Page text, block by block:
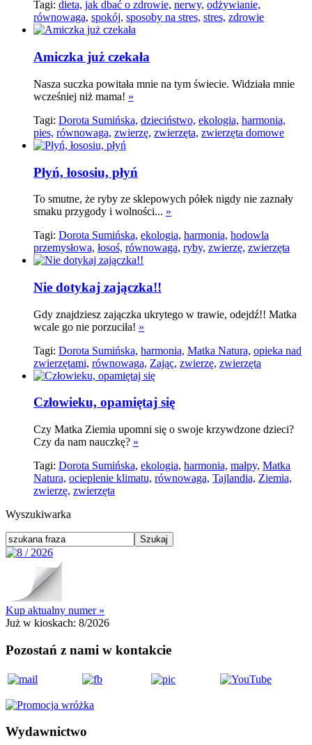
Tagi: dieta, jak dbać o zdrowie, nerwy, odżywianie,
równowaga, spokój, sposoby na stres, stres, zdrowie
Amiczka już czekała
Nasza suczka powitała mnie na tym świecie. Widziała mnie
wcześniej niż mama! »
Tagi: Dorota Sumińska, dzieciństwo, ekologia, harmonia,
pies, równowaga, zwierzę, zwierzęta, zwierzęta domowe
Płyń, łososiu, płyń
To smutne, że ryby ze sklepowych półek nigdy nie zaznały
smaku przygody i wolności... »
Tagi: Dorota Sumińska, ekologia, harmonia, hodowla
przemysłowa, łosoś, równowaga, ryby, zwierzę, zwierzęta
Nie dotykaj zajączka!!
Gdy znajdziesz zajączka ukrytego w trawie, odejdź!! Matka
wcale go nie porzuciła! »
Tagi: Dorota Sumińska, harmonia, Matka Natura, opieka nad
zwierzętami, równowaga, Zając, zwierzę, zwierzęta
Człowieku, opamiętaj się
Czy Matka Ziemia upomni się o swoje krzywdzone dzieci?
Czy da nam nauczkę? »
Tagi: Dorota Sumińska, ekologia, harmonia, małpy, Matka
Natura, ocieplenie klimatu, równowaga, Tajlandia, Ziemia,
zwierzę, zwierzęta
Wyszukiwarka
Kup aktualny numer »
Już w kioskach: 8/2026
Pozostań z nami w kontakcie
Wydawnictwo